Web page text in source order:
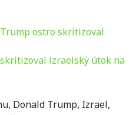
Trump ostro skritizoval
izraelský útok na
, Donald Trump, Izrael,